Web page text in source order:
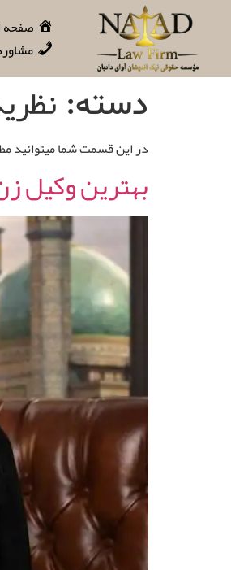
صفحه
دسته:
در این قسمت شما میتوانید
بهترین وکیل